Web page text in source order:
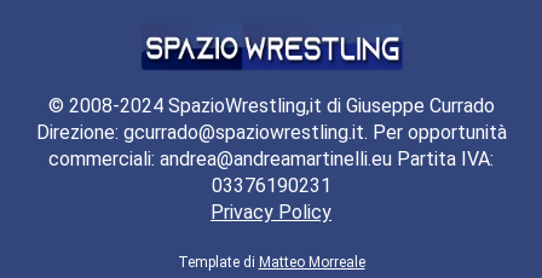
© 2008-2024 SpazioWrestling,it di Giuseppe Currado
Direzione: gcurrado@spaziowrestling.it. Per opportunità
commerciali: andrea@andreamartinelli.eu Partita IVA:
03376190231
Privacy Policy
Template di Matteo Morreale